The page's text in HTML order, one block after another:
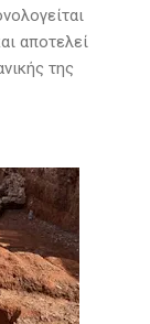
αποτελεί
της